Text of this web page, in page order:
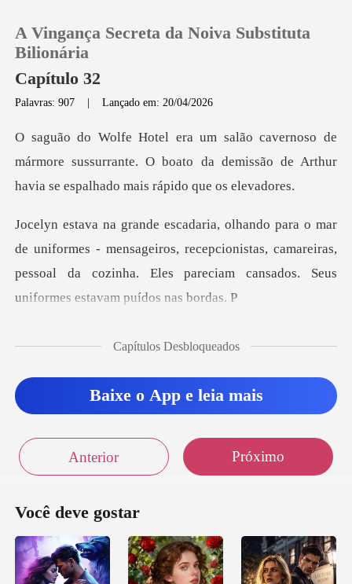
Loja
Sair
Baixar App
A Vingança Secreta da Noiva Substituta
Bilionária
Capítulo 32
Palavras: 907 |Lançado em: 20/04/2026
mármore sussurrante. O boato da demissão de Arthur
s - mensageiros, recepcionistas, camareiras,
pessoal da cozinha. E
Capítulos Desbloqueados
Baixe o App e leia mais
Anterior Próximo
Você deve gostar